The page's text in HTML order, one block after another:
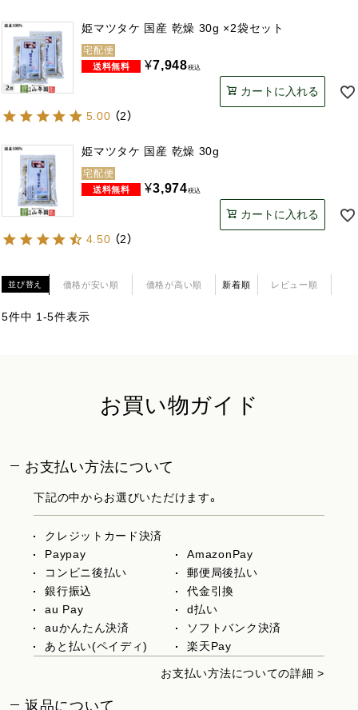
姫マツタケ 国産 乾燥 30g ×2袋セット
宅配便
¥7,948税込
カートに入れる
5.00 （2）
姫マツタケ 国産 乾燥 30g
宅配便
¥3,974税込
カートに入れる
4.50 （2）
並び替え 価格が安い順 価格が高い順 新着順 レビュー順
5件中 1 -5件表示
お買い物ガイド
お支払い方法について
下記の中からお選びいただけます。
クレジットカード決済
Paypay
AmazonPay
コンビニ後払い
郵便局後払い
銀行振込
代金引換
au Pay
d払い
auかんたん決済
ソフトバンク決済
あと払い(ペイディ)
楽天Pay
お支払い方法についての詳細 >
返品について